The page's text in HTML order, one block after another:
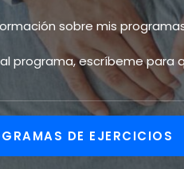
sobre mis
programa, escríbeme
DE EJERCICIOS